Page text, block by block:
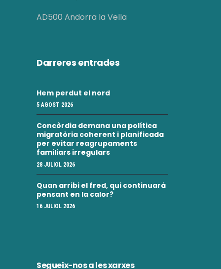
AD500 Andorra la Vella
Darreres entrades
Hem perdut el nord
5 AGOST 2026
Concòrdia demana una política
migratòria coherent i planificada
per evitar reagrupaments
familiars irregulars
28 JULIOL 2026
Quan arribi el fred, qui continuarà
pensant en la calor?
16 JULIOL 2026
Segueix-nos a les xarxes